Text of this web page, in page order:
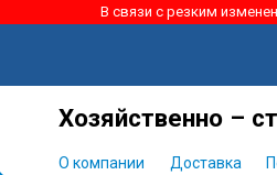
В связи с резким
Хозяйственно –
О компании Доставка